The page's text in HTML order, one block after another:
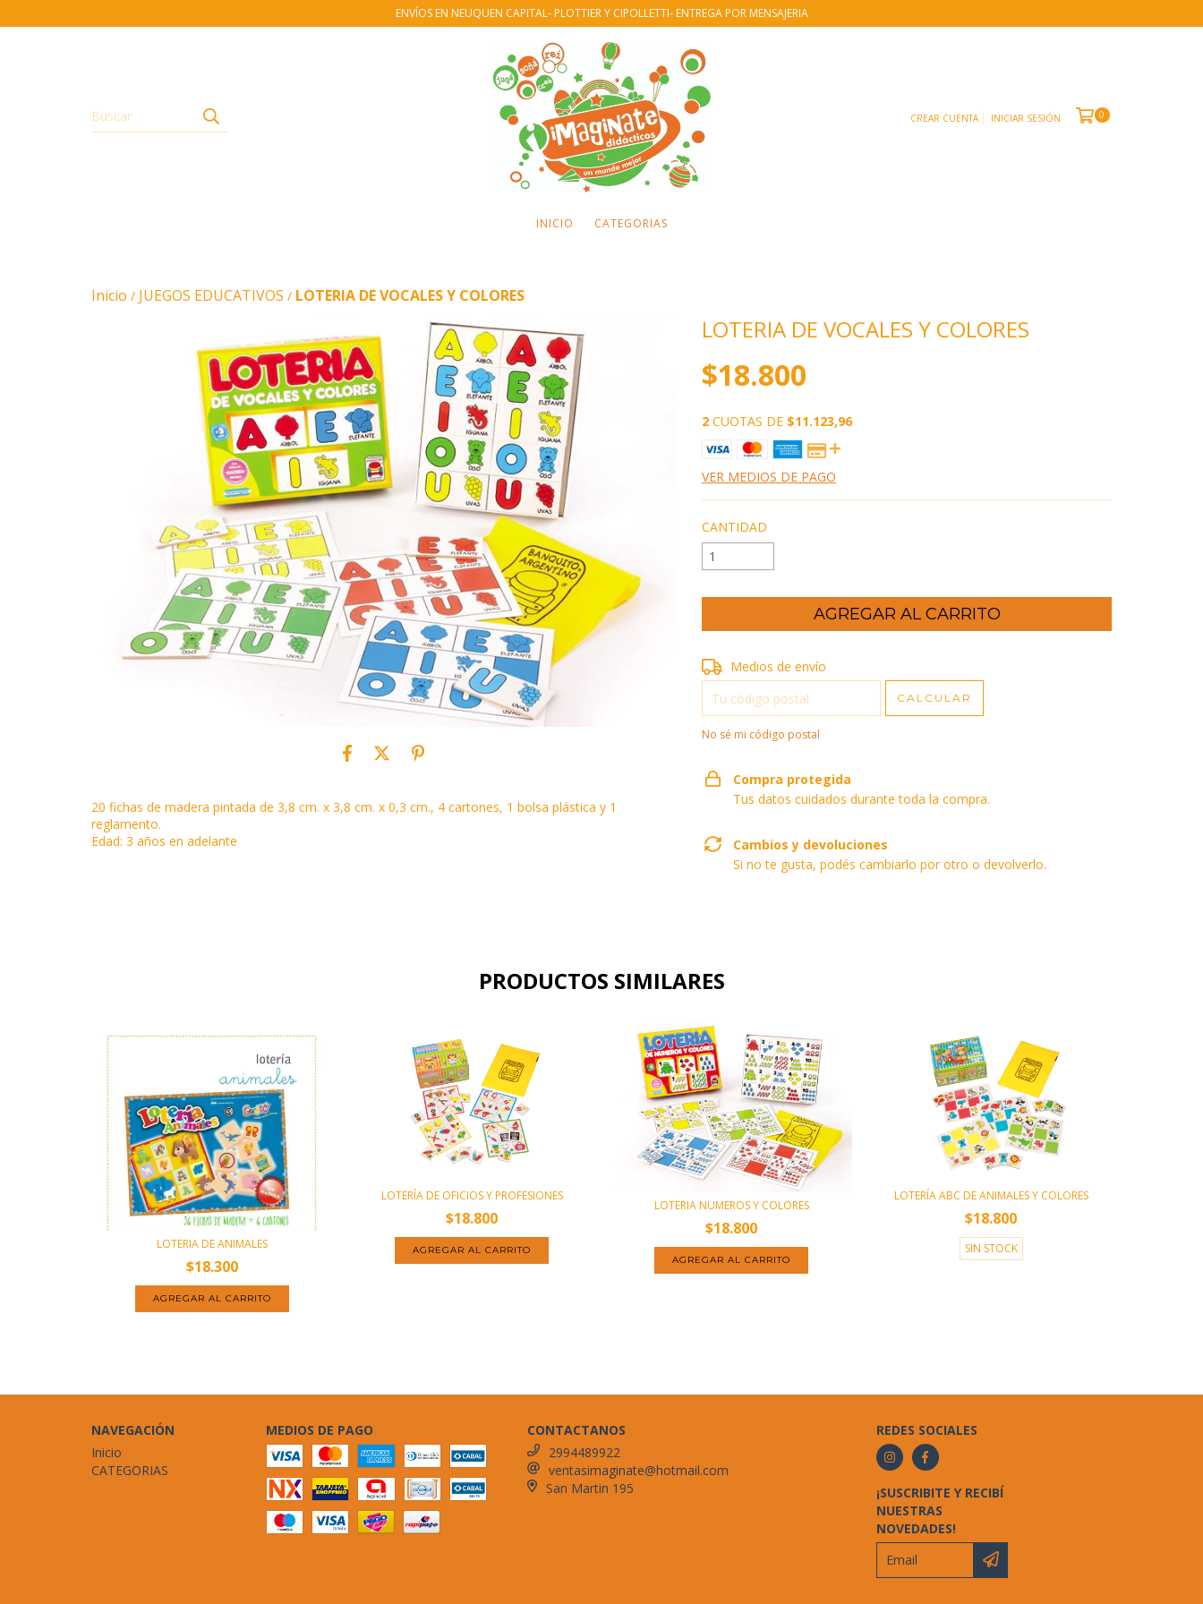
ENVÍOS EN NEUQUEN CAPITAL- PLOTTIER Y CIPOLLETTI- ENTREGA POR MENSAJERIA
CREAR CUENTA INICIAR SESIÓN 0
INICIO CATEGORIAS
Inicio / JUEGOS EDUCATIVOS / LOTERIA DE VOCALES Y COLORES
20 fichas de madera pintada de 3,8 cm. x 3,8 cm. x 0,3 cm., 4 cartones, 1 bolsa plástica y 1
reglamento.
Edad: 3 años en adelante
LOTERIA DE VOCALES Y COLORES
$18.800
2 CUOTAS DE $11.123,96
VER MEDIOS DE PAGO
CANTIDAD
Entregas para el CP:
Medios de envío
CALCULAR
No sé mi código postal
Compra protegida
Tus datos cuidados durante toda la compra.
Cambios y devoluciones
Si no te gusta, podés cambiarlo por otro o devolverlo.
PRODUCTOS SIMILARES
LOTERIA DE ANIMALES
$18.300
LOTERÍA DE OFICIOS Y PROFESIONES
$18.800
LOTERIA NUMEROS Y COLORES
$18.800
LOTERÍA ABC DE ANIMALES Y COLORES
$18.800
SIN STOCK
NAVEGACIÓN
Inicio
CATEGORIAS
MEDIOS DE PAGO
CONTACTANOS
2994489922
ventasimaginate@hotmail.com
San Martin 195
REDES SOCIALES
¡SUSCRIBITE Y RECIBÍ
NUESTRAS
NOVEDADES!